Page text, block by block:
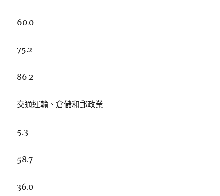
60.0
75.2
86.2
交通運輸、倉儲和郵政業
5.3
58.7
36.0